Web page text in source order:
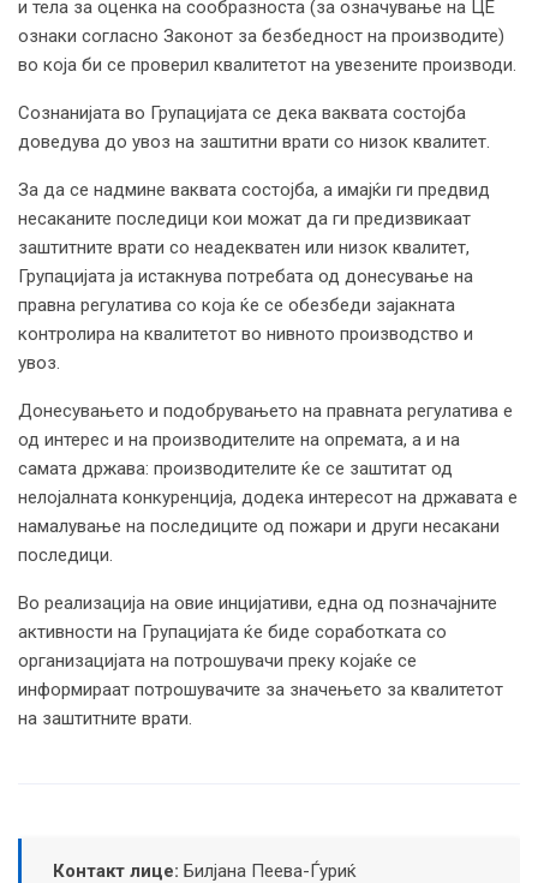
и тела за оценка на сообразноста (за означување на ЦЕ
ознаки согласно Законот за безбедност на производите)
во која би се проверил квалитетот на увезените производи.
Сознанијата во Групацијата се дека ваквата состојба
доведува до увоз на заштитни врати со низок квалитет.
За да се надмине ваквата состојба, а имајќи ги предвид
несаканите последици кои можат да ги предизвикаат
заштитните врати со неадекватен или низок квалитет,
Групацијата ја истакнува потребата од донесување на
правна регулатива со која ќе се обезбеди зајакната
контролира на квалитетот во нивното производство и
увоз.
Донесувањето и подобрувањето на правната регулатива е
од интерес и на производителите на опремата, а и на
самата држава: производителите ќе се заштитат од
нелојалната конкуренција, додека интересот на државата е
намалување на последиците од пожари и други несакани
последици.
Во реализација на овие инцијативи, една од позначајните
активности на Групацијата ќе биде соработката со
организацијата на потрошувачи преку којаќе се
информираат потрошувачите за значењето за квалитетот
на заштитните врати.
Контакт лице: Билјана Пеева-Ѓуриќ